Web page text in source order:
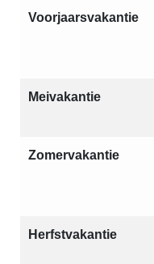
Voorjaarsvakantie
Meivakantie
Zomervakantie
Herfstvakantie